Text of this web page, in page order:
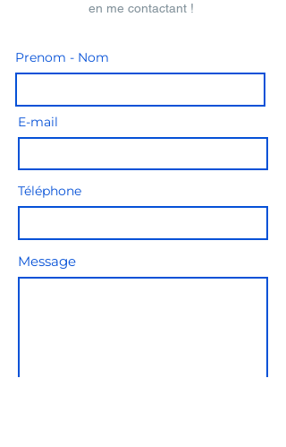
en me contactant !
Prenom - Nom
E-mail
Téléphone
Message